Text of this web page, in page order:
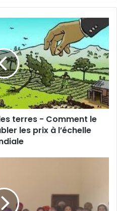
terres - Comment le
les prix à l’échelle